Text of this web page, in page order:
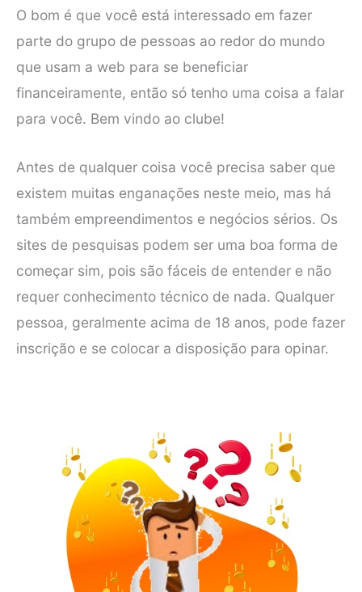
O bom é que você está interessado em fazer
parte do grupo de pessoas ao redor do mundo
que usam a web para se beneficiar
financeiramente, então só tenho uma coisa a falar
para você. Bem vindo ao clube!
Antes de qualquer coisa você precisa saber que
existem muitas enganações neste meio, mas há
também empreendimentos e negócios sérios. Os
sites de pesquisas podem ser uma boa forma de
começar sim, pois são fáceis de entender e não
requer conhecimento técnico de nada. Qualquer
pessoa, geralmente acima de 18 anos, pode fazer
inscrição e se colocar a disposição para opinar.